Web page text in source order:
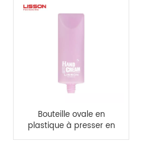
Bouteille ovale en
plastique à presser en
HDPE de couleur rose,